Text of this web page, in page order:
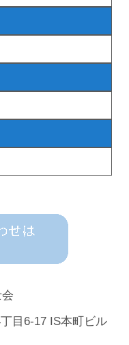
目6-17 IS本町ビル